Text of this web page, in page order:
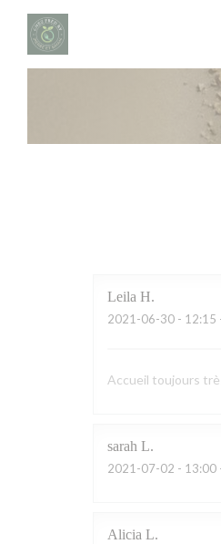
Personnalisation de vos choix en
Leila H
2021-06-30 - 12:15
Accueil toujours
sarah L
2021-07-02 - 13:00
Alicia L